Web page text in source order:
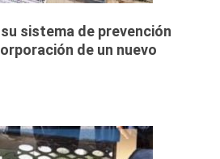
sistema de prevención
de un nuevo